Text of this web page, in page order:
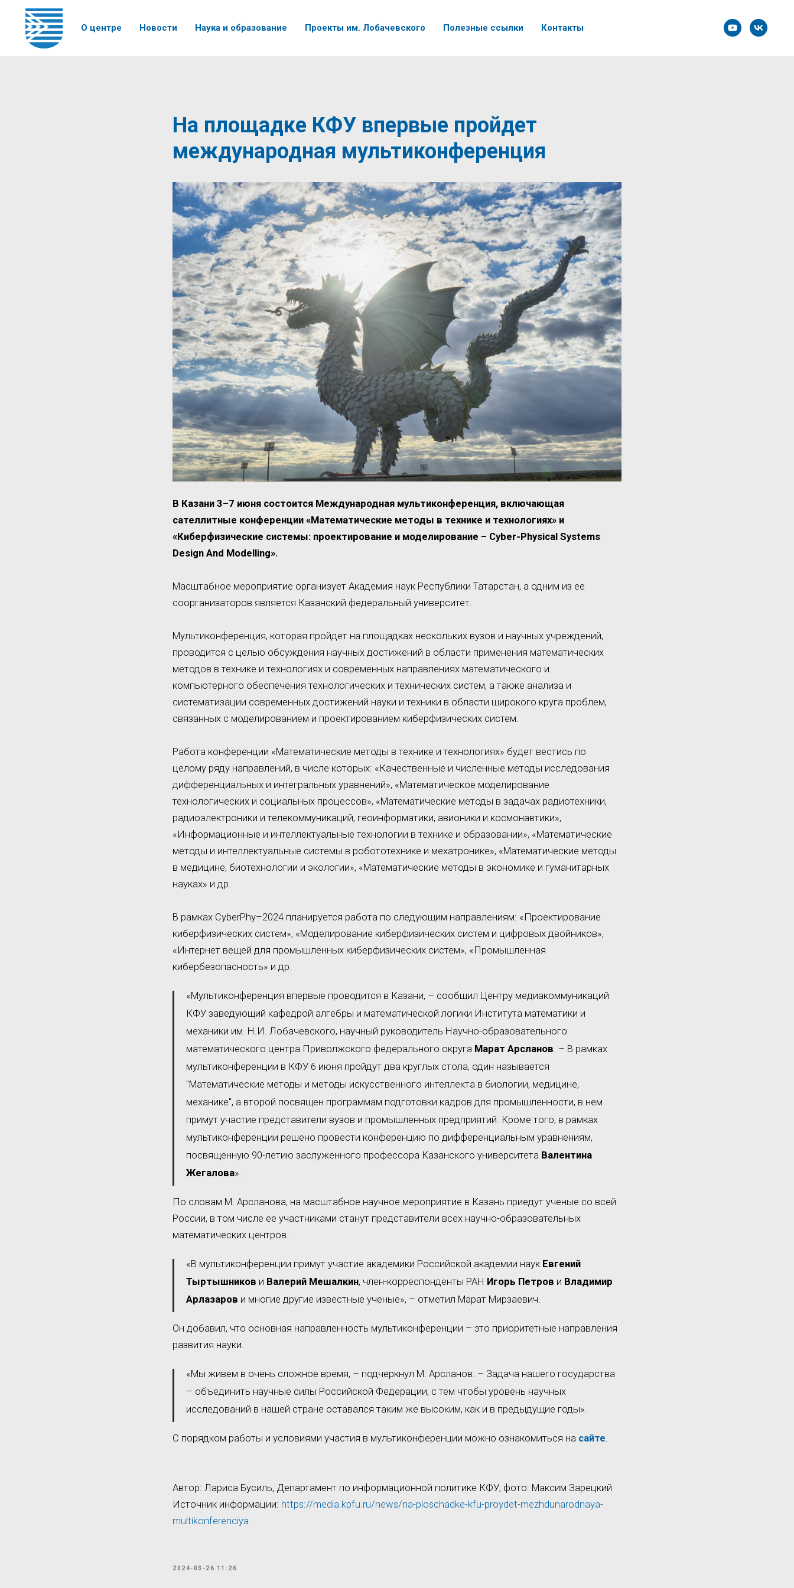
О центре Новости Наука и образование Проекты им. Лобачевского Полезные ссылки Контакты
На площадке КФУ впервые пройдет
международная мультиконференция
В Казани 3–7 июня состоится Международная мультиконференция, включающая
сателлитные конференции «Математические методы в технике и технологиях» и
«Киберфизические системы: проектирование и моделирование – Cyber-Physical Systems
Design And Modelling».
Масштабное мероприятие организует Академия наук Республики Татарстан, а одним из ее
соорганизаторов является Казанский федеральный университет.
Мультиконференция, которая пройдет на площадках нескольких вузов и научных учреждений,
проводится с целью обсуждения научных достижений в области применения математических
методов в технике и технологиях и современных направлениях математического и
компьютерного обеспечения технологических и технических систем, а также анализа и
систематизации современных достижений науки и техники в области широкого круга проблем,
связанных с моделированием и проектированием киберфизических систем.
Работа конференции «Математические методы в технике и технологиях» будет вестись по
целому ряду направлений, в числе которых: «Качественные и численные методы исследования
дифференциальных и интегральных уравнений», «Математическое моделирование
технологических и социальных процессов», «Математические методы в задачах радиотехники,
радиоэлектроники и телекоммуникаций, геоинформатики, авионики и космонавтики»,
«Информационные и интеллектуальные технологии в технике и образовании», «Математические
методы и интеллектуальные системы в робототехнике и мехатронике», «Математические методы
в медицине, биотехнологии и экологии», «Математические методы в экономике и гуманитарных
науках» и др.
В рамках CyberPhy–2024 планируется работа по следующим направлениям: «Проектирование
киберфизических систем», «Моделирование киберфизических систем и цифровых двойников»,
«Интернет вещей для промышленных киберфизических систем», «Промышленная
кибербезопасность» и др.
«Мультиконференция впервые проводится в Казани, – сообщил Центру медиакоммуникаций
КФУ заведующий кафедрой алгебры и математической логики Института математики и
механики им. Н.И. Лобачевского, научный руководитель Научно-образовательного
математического центра Приволжского федерального округа Марат Арсланов. – В рамках
мультиконференции в КФУ 6 июня пройдут два круглых стола, один называется
"Математические методы и методы искусственного интеллекта в биологии, медицине,
механике", а второй посвящен программам подготовки кадров для промышленности, в нем
примут участие представители вузов и промышленных предприятий. Кроме того, в рамках
мультиконференции решено провести конференцию по дифференциальным уравнениям,
посвященную 90-летию заслуженного профессора Казанского университета Валентина
Жегалова».
По словам М. Арсланова, на масштабное научное мероприятие в Казань приедут ученые со всей
России, в том числе ее участниками станут представители всех научно-образовательных
математических центров.
«В мультиконференции примут участие академики Российской академии наук Евгений
Тыртышников и Валерий Мешалкин, член-корреспонденты РАН Игорь Петров и Владимир
Арлазаров и многие другие известные ученые», – отметил Марат Мирзаевич.
Он добавил, что основная направленность мультиконференции – это приоритетные направления
развития науки.
«Мы живем в очень сложное время, – подчеркнул М. Арсланов. – Задача нашего государства
– объединить научные силы Российской Федерации, с тем чтобы уровень научных
исследований в нашей стране оставался таким же высоким, как и в предыдущие годы».
С порядком работы и условиями участия в мультиконференции можно ознакомиться на сайте.
Автор: Лариса Бусиль, Департамент по информационной политике КФУ, фото: Максим Зарецкий
Источник информации: https://media.kpfu.ru/news/na-ploschadke-kfu-proydet-mezhdunarodnaya-
multikonferenciya
2024-03-26 11:26